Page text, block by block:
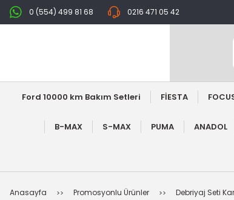
0 (554) 499 81 68 0216 471 05 42
Ford 10000 km Bakım Setleri FİESTA
B-MAX S-MAX PUMA ANADOL
Anasayfa Promosyonlu Ürünler Debriyaj Seti